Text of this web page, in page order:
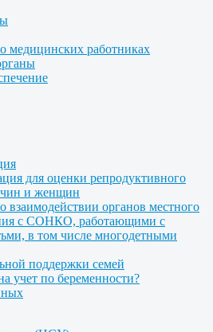
медицинских работниках
для оценки репродуктивного
и женщин
взаимодействии органов местного
с СОНКО, работающими с
в том числе многодетными
поддержки семей
учет по беременности?